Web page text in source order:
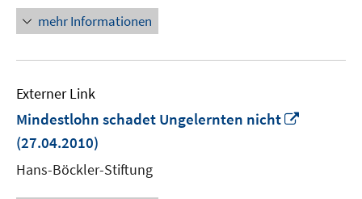
mehr Informationen
Externer Link
Mindestlohn schadet Ungelernten nicht
(27.04.2010)
Hans-Böckler-Stiftung